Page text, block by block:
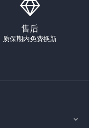
售后
质保期内免费换新